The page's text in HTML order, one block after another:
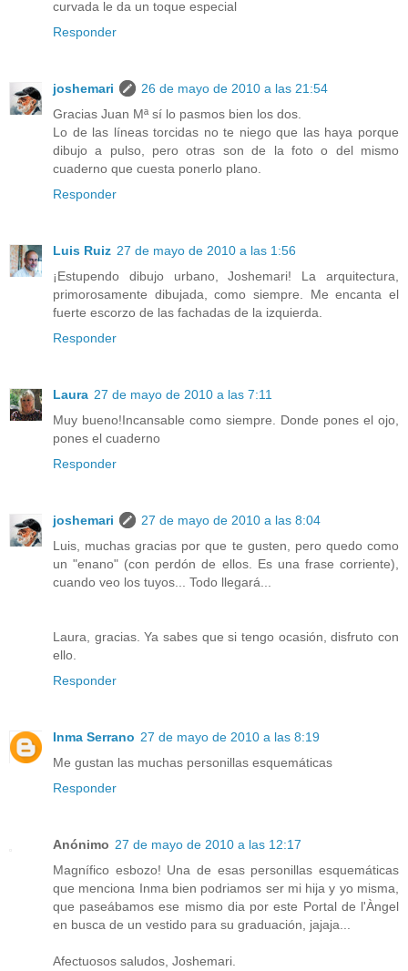
curvada le da un toque especial
Responder
joshemari
26 de mayo de 2010 a las 21:54
Gracias Juan Mª sí lo pasmos bien los dos.
Lo de las líneas torcidas no te niego que las haya porque
dibujo a pulso, pero otras son de la foto o del mismo
cuaderno que cuesta ponerlo plano.
Responder
Luis Ruiz 27 de mayo de 2010 a las 1:56
¡Estupendo dibujo urbano, Joshemari! La arquitectura,
primorosamente dibujada, como siempre. Me encanta el
fuerte escorzo de las fachadas de la izquierda.
Responder
Laura 27 de mayo de 2010 a las 7:11
Muy bueno!Incansable como siempre. Donde pones el ojo,
pones el cuaderno
Responder
joshemari
27 de mayo de 2010 a las 8:04
Luis, muchas gracias por que te gusten, pero quedo como
un "enano" (con perdón de ellos. Es una frase corriente),
cuando veo los tuyos... Todo llegará...
Laura, gracias. Ya sabes que si tengo ocasión, disfruto con
ello.
Responder
Inma Serrano 27 de mayo de 2010 a las 8:19
Me gustan las muchas personillas esquemáticas
Responder
Anónimo 27 de mayo de 2010 a las 12:17
Magnífico esbozo! Una de esas personillas esquemáticas
que menciona Inma bien podriamos ser mi hija y yo misma,
que paseábamos ese mismo dia por este Portal de l'Àngel
en busca de un vestido para su graduación, jajaja...
Afectuosos saludos, Joshemari.